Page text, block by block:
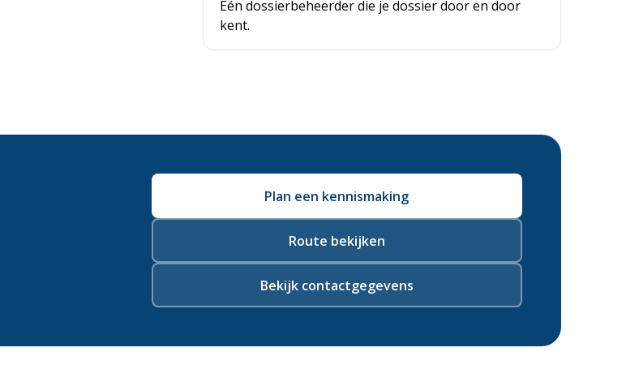
Eén dossierbeheerder die je dossier door en door
kent.
Plan een kennismaking
Route bekijken
Bekijk contactgegevens